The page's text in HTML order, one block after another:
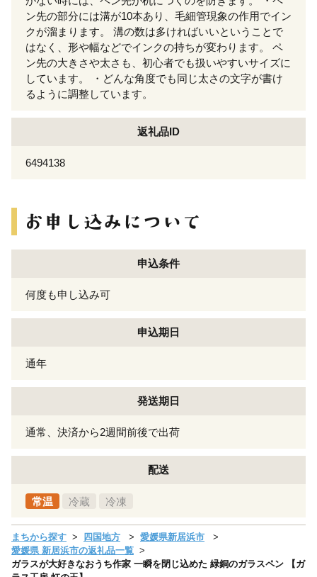
ン先の部分には溝が10本あり、毛細管現象の作用でイン
クが溜まります。 溝の数は多ければいいということで
はなく、形や幅などでインクの持ちが変わります。 ペ
ン先の大きさや太さも、初心者でも扱いやすいサイズに
しています。 ・どんな角度でも同じ太さの文字が書け
るように調整しています。
返礼品ID
6494138
申込条件
何度も申し込み可
申込期日
通年
発送期日
通常、決済から2週間前後で出荷
配送
常温 冷蔵 冷凍
まちから探す 四国地方
愛媛県新居浜市
愛媛県 新居浜市の返礼品一覧
ガラスが大好きなおうち作家 一瞬を閉じ込めた 緑銅のガラスペン 【ガ